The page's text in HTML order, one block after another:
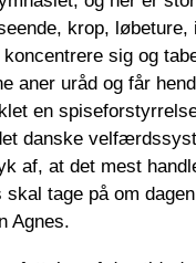
krop, løbeture,
sig og
aner uråd og får
en
danske
af, at det mest
tage på om
Agnes.